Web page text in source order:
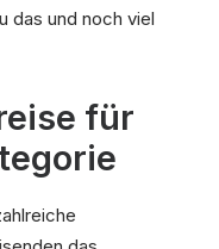
das und noch viel
für